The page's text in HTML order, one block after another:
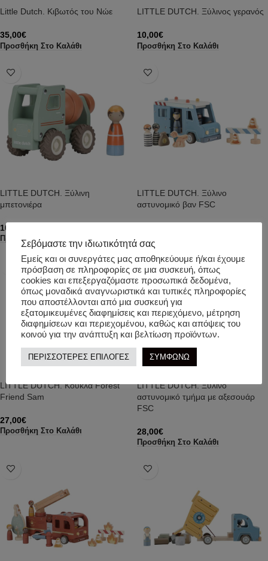
Little Dutch. Κιβωτός του Νώε
35,00€
Προσθήκη Στο Καλάθι
LITTLE DUTCH. Ξύλινος γερανός
10,00€
Προσθήκη Στο Καλάθι
LITTLE DUTCH. Ξύλινη
μπετονιέρα
10,00
Προσθήκη Στο Καλάθι
LITTLE DUTCH. Ξύλινο
αστυνομικό βαν FSC
LITTLE DUTCH. Κούκλα Forest
Friend Sam
27,00€
Προσθήκη Στο Καλάθι
LITTLE DUTCH. Ξύλινο
αστυνομικό τμήμα με αξεσουάρ
FSC
28,00€
Προσθήκη Στο Καλάθι
Σεβόμαστε την ιδιωτικότητά σας
Εμείς και οι συνεργάτες μας αποθηκεύουμε ή/και έχουμε
πρόσβαση σε πληροφορίες σε μια συσκευή, όπως
cookies και επεξεργαζόμαστε προσωπικά δεδομένα,
όπως μοναδικά αναγνωριστικά και τυπικές πληροφορίες
που αποστέλλονται από μια συσκευή για
εξατομικευμένες διαφημίσεις και περιεχόμενο, μέτρηση
διαφημίσεων και περιεχομένου, καθώς και απόψεις του
κοινού για την ανάπτυξη και βελτίωση προϊόντων.
ΠΕΡΙΣΣΟΤΕΡΕΣ ΕΠΙΛΟΓΕΣ ΣΥΜΦΩΝΩ